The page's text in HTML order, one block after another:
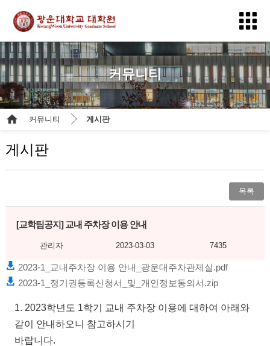
커뮤니티
커뮤니티 게시판
게시판
목록
[교학팀공지] 교내 주차장 이용 안내
관리자 2023-03-03 7435
2023-1_교내주차장 이용 안내_광운대주차관제실.pdf
2023-1_정기권등록신청서_및_개인정보동의서.zip
1. 2023학년도 1학기 교내 주차장 이용에 대하여 아래와
같이 안내하오니 참고하시기
바랍니다.